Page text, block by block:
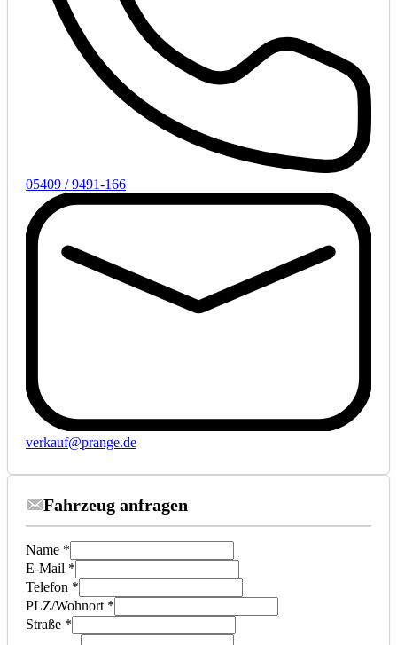
05409 / 9491-166
verkauf@prange.de
Fahrzeug anfragen
Name *
E-Mail *
Telefon *
PLZ/Wohnort *
Straße *